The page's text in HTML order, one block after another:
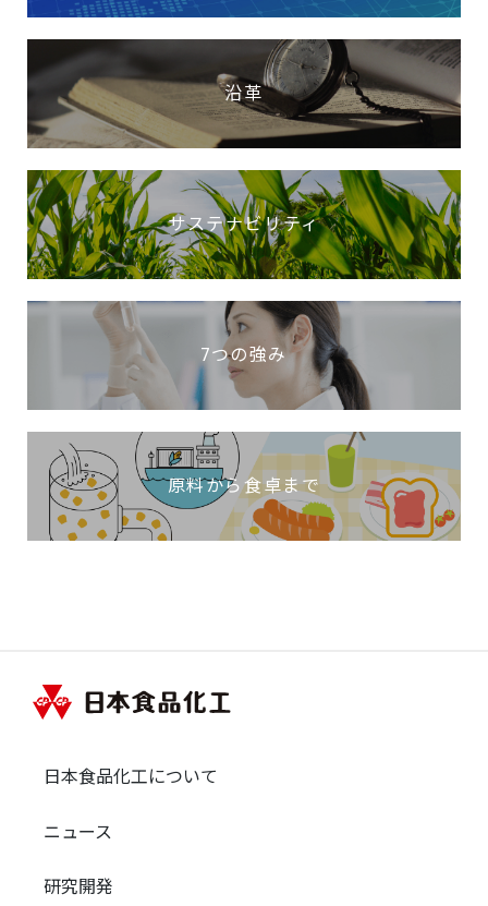
沿革
サステナビリティ
7つの強み
原料から食卓まで
日本食品化工について
ニュース
研究開発